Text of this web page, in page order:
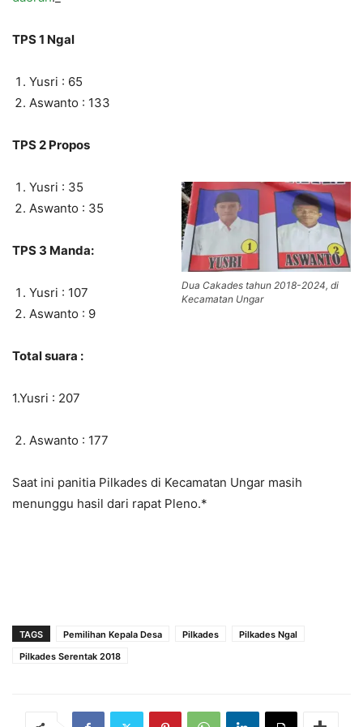
TPS 1 Ngal
Yusri : 65
Aswanto : 133
TPS 2 Propos
Dua Cakades tahun 2018-2024, di
Kecamatan Ungar
Yusri : 35
Aswanto : 35
TPS 3 Manda:
Yusri : 107
Aswanto : 9
Total suara :
1.Yusri : 207
Aswanto : 177
Saat ini panitia Pilkades di Kecamatan Ungar masih
menunggu hasil dari rapat Pleno.*
TAGS Pemilihan Kepala Desa Pilkades
Pilkades Ngal
Pilkades Serentak 2018